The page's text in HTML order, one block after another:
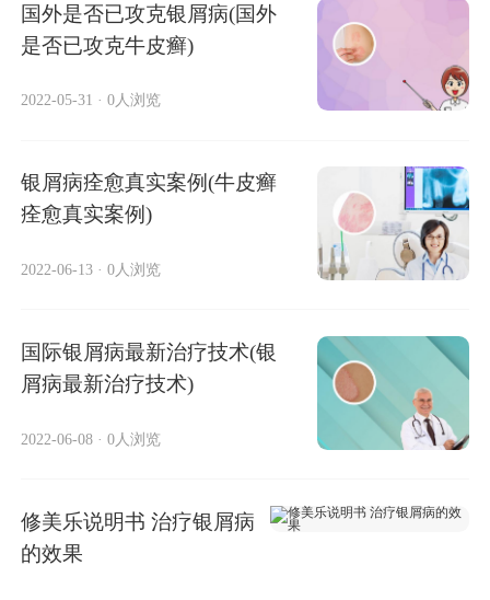
国外是否已攻克银屑病(国外
是否已攻克牛皮癣)
2022-05-31 · 0人浏览
银屑病痊愈真实案例(牛皮癣
痊愈真实案例)
2022-06-13 · 0人浏览
国际银屑病最新治疗技术(银
屑病最新治疗技术)
2022-06-08 · 0人浏览
修美乐说明书 治疗银屑病
的效果